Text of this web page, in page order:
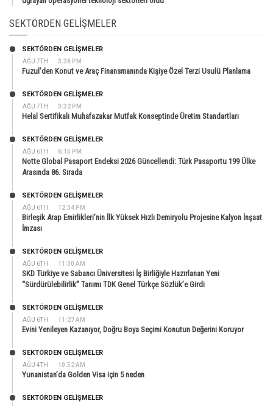
SEKTÖRDEN GELIŞMELER
AĞU 7TH 3:38 PM
SEKTÖRDEN GELIŞMELER
Fuzul’den Konut ve Araç Finansmanında Kişiye Özel Terzi Usulü Planlama
AĞU 7TH 3:32 PM
SEKTÖRDEN GELIŞMELER
Helal Sertifikalı Muhafazakar Mutfak Konseptinde Üretim Standartları
AĞU 6TH 6:15 PM
SEKTÖRDEN GELIŞMELER
Notte Global Pasaport Endeksi 2026 Güncellendi: Türk Pasaportu 199 Ülke
Arasında 86. Sırada
AĞU 6TH 12:34 PM
SEKTÖRDEN GELIŞMELER
Birleşik Arap Emirlikleri’nin İlk Yüksek Hızlı Demiryolu Projesine Kalyon İnşaat
İmzası
AĞU 6TH 11:30 AM
SEKTÖRDEN GELIŞMELER
SKD Türkiye ve Sabancı Üniversitesi İş Birliğiyle Hazırlanan Yeni
“Sürdürülebilirlik” Tanımı TDK Genel Türkçe Sözlük’e Girdi
AĞU 6TH 11:27 AM
SEKTÖRDEN GELIŞMELER
Evini Yenileyen Kazanıyor, Doğru Boya Seçimi Konutun Değerini Koruyor
AĞU 4TH 10:52 AM
SEKTÖRDEN GELIŞMELER
Yunanistan’da Golden Visa için 5 neden
SEKTÖRDEN GELIŞMELER